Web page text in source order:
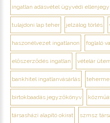
ingatlan adásvétel ügyvédi
tulajdoni lap teher jelzálog törlés
haszonélvezet ingatlanon foglaló
előszerződés ingatlan vételár
bankhitel ingatlanvásárlás
birtokbaadás jegyzőkönyv
társasházi alapító okirat szmsz